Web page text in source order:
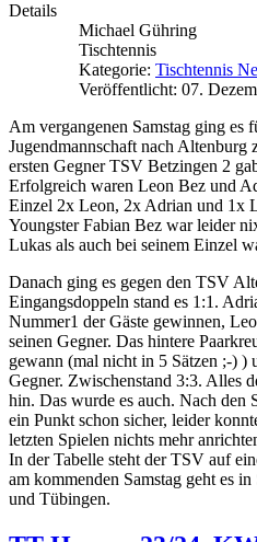
Details
Michael Gühring
Tischtennis
Kategorie: Tischtennis
Veröffentlicht: 07.
Am vergangenen Samstag ging es
Jugendmannschaft nach Altenburg
ersten Gegner TSV Betzingen 2
Erfolgreich waren Leon Bez und
Einzel 2x Leon, 2x Adrian und 1x
Youngster Fabian Bez war leider
Lukas als auch bei seinem Einzel
Danach ging es gegen den TSV
Eingangsdoppeln stand es 1:1.
Nummer1 der Gäste gewinnen,
seinen Gegner. Das hintere
gewann (mal nicht in 5 Sätzen ;-) )
Gegner. Zwischenstand 3:3. Alles
hin. Das wurde es auch. Nach
ein Punkt schon sicher, leider
letzten Spielen nichts mehr
In der Tabelle steht der TSV auf
am kommenden Samstag geht es
und Tübingen.